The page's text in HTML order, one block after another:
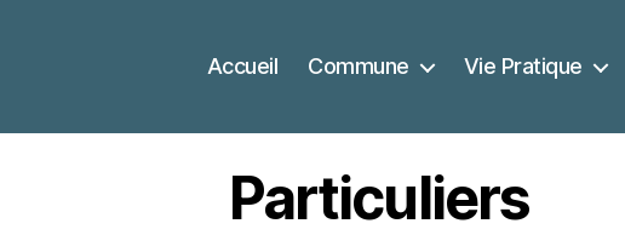
Accueil Commune Vie Pratique
Particuliers